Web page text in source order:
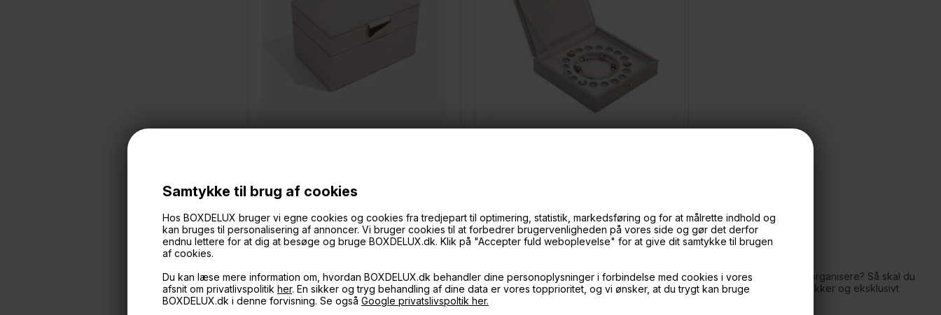
Samtykke til brug af cookies
Hos BOXDELUX bruger vi egne cookies og cookies fra tredjepart til optimering, statistik, markedsføring og for at målrette indhold og
kan bruges til personalisering af annoncer. Vi bruger cookies til at forbedrer brugervenligheden på vores side og gør det derfor
endnu lettere for at dig at besøge og bruge BOXDELUX.dk. Klik på "Accepter fuld weboplevelse" for at give dit samtykke til brugen
af cookies.
Du kan læse mere information om, hvordan BOXDELUX.dk behandler dine personoplysninger i forbindelse med cookies i vores
afsnit om privatlivspolitik her. En sikker og tryg behandling af dine data er vores topprioritet, og vi ønsker, at du trygt kan bruge
BOXDELUX.dk i denne forvisning. Se også Google privatslivspoltik her.
På lager
Leder du efter et mini smykkeskrin, der ikke fylder så meget, men har plads til alle dine favorit smykker, som du nemt kan organisere? Så skal du
kigge nærmere på vores mini smykkeskrin fra Stackers. Et mini smykkeskrin er det perfekte lille smykkeskrin i et stilrent, lækker og eksklusivt
design med forskellige rum og moduler, der sikrer, at du kan organisere alle dine smykker.